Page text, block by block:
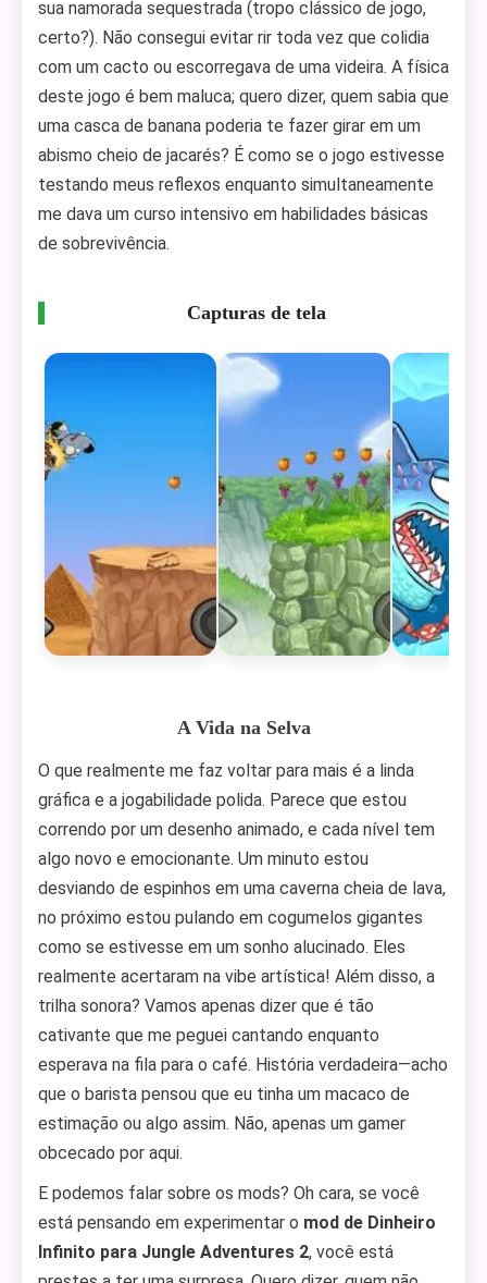
sua namorada sequestrada (tropo clássico de jogo,
certo?). Não consegui evitar rir toda vez que colidia
com um cacto ou escorregava de uma videira. A física
deste jogo é bem maluca; quero dizer, quem sabia que
uma casca de banana poderia te fazer girar em um
abismo cheio de jacarés? É como se o jogo estivesse
testando meus reflexos enquanto simultaneamente
me dava um curso intensivo em habilidades básicas
de sobrevivência.
Capturas de tela
A Vida na Selva
O que realmente me faz voltar para mais é a linda
gráfica e a jogabilidade polida. Parece que estou
correndo por um desenho animado, e cada nível tem
algo novo e emocionante. Um minuto estou
desviando de espinhos em uma caverna cheia de lava,
no próximo estou pulando em cogumelos gigantes
como se estivesse em um sonho alucinado. Eles
realmente acertaram na vibe artística! Além disso, a
trilha sonora? Vamos apenas dizer que é tão
cativante que me peguei cantando enquanto
esperava na fila para o café. História verdadeira—acho
que o barista pensou que eu tinha um macaco de
estimação ou algo assim. Não, apenas um gamer
obcecado por aqui.
E podemos falar sobre os mods? Oh cara, se você
está pensando em experimentar o mod de Dinheiro
Infinito para Jungle Adventures 2, você está